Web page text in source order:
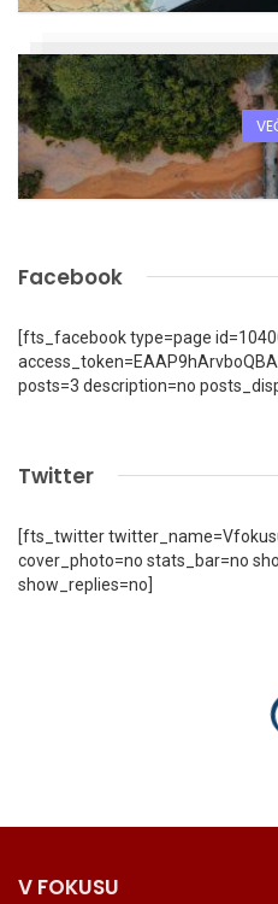
Facebook
[fts_facebook type=page
posts=3 description=no
Twitter
[fts_twitter
cover_photo=no stats_bar=no
show_replies=no]
V FOKUSU